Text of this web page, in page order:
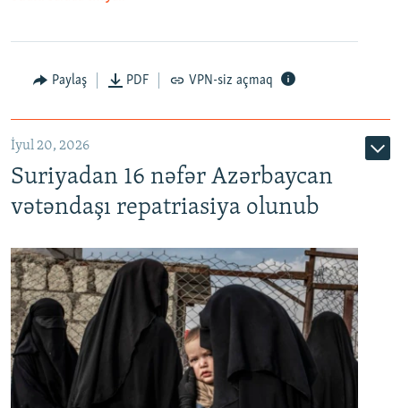
Auto
Paylaş PDF VPN-siz açmaq
İyul 20, 2026
Suriyadan 16 nəfər Azərbaycan
vətəndaşı repatriasiya olunub